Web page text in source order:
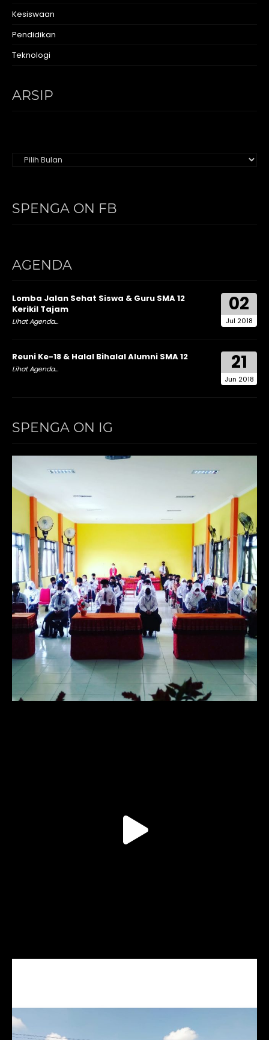
Kesiswaan
Pendidikan
Teknologi
ARSIP
SPENGA ON FB
AGENDA
02
Jul 2018
Lomba Jalan Sehat Siswa & Guru SMA 12
Kerikil Tajam
Lihat Agenda...
21
Jun 2018
Reuni Ke-18 & Halal Bihalal Alumni SMA 12
Lihat Agenda...
SPENGA ON IG